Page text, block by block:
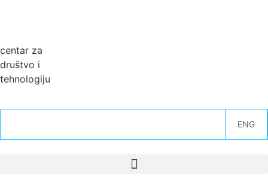
centar za
društvo i
tehnologiju
ENG